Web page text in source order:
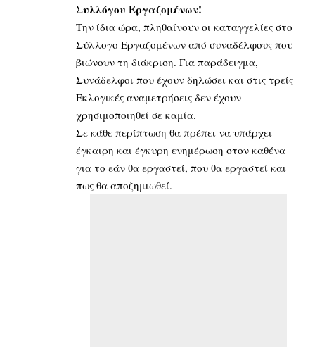
Συλλόγου Εργαζομένων!
Την ίδια ώρα, πληθαίνουν οι καταγγελίες στο
Σύλλογο Εργαζομένων από συναδέλφους που
βιώνουν τη διάκριση. Για παράδειγμα,
Συνάδελφοι που έχουν δηλώσει και στις τρείς
Εκλογικές αναμετρήσεις δεν έχουν
χρησιμοποιηθεί σε καμία.
Σε κάθε περίπτωση θα πρέπει να υπάρχει
έγκαιρη και έγκυρη ενημέρωση στον καθένα
για το εάν θα εργαστεί, που θα εργαστεί και
πως θα αποζημιωθεί.